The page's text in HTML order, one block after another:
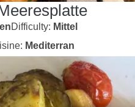
Difficulty: Mittel
Mediterran